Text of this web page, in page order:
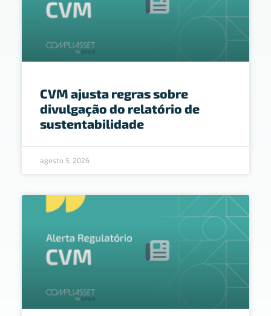
CVM ajusta regras sobre
divulgação do relatório de
sustentabilidade
agosto 5, 2026